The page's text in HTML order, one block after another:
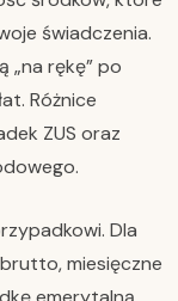
świadczenia.
rękę” po
Różnice
ZUS oraz
Dla
miesięczne